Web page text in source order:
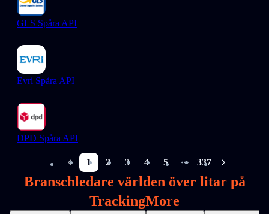
GLS Spåra API
Evri Spåra API
DPD Spåra API
1 2 3 4 5
More pages
337
Branschledare världen över litar på
TrackingMore